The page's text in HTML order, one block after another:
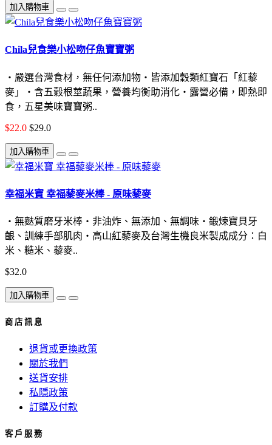
加入購物車
Chila兒食樂小松吻仔魚寶寶粥
‧嚴選台灣食材，無任何添加物‧皆添加穀類紅寶石「紅藜
麥」‧含五穀根莖蔬果，營養均衡助消化‧露營必備，即熱即
食，五星美味寶寶粥..
$22.0 $29.0
加入購物車
幸福米寶 幸福藜麥米棒 - 原味藜麥
・無麩質磨牙米棒・非油炸、無添加、無調味・鍛煉寶貝牙
齦、訓練手部肌肉・高山紅藜麥及台灣生機良米製成成分：白
米、糙米、藜麥..
$32.0
加入購物車
商 店 訊 息
退貨或更換政策
關於我們
送貨安排
私隱政策
訂購及付款
客 戶 服 務